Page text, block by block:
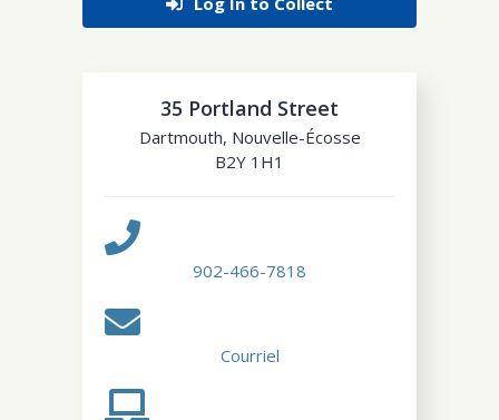
35 Portland Street
Dartmouth, Nouvelle-Écosse
B2Y 1H1
902-466-7818
Courriel